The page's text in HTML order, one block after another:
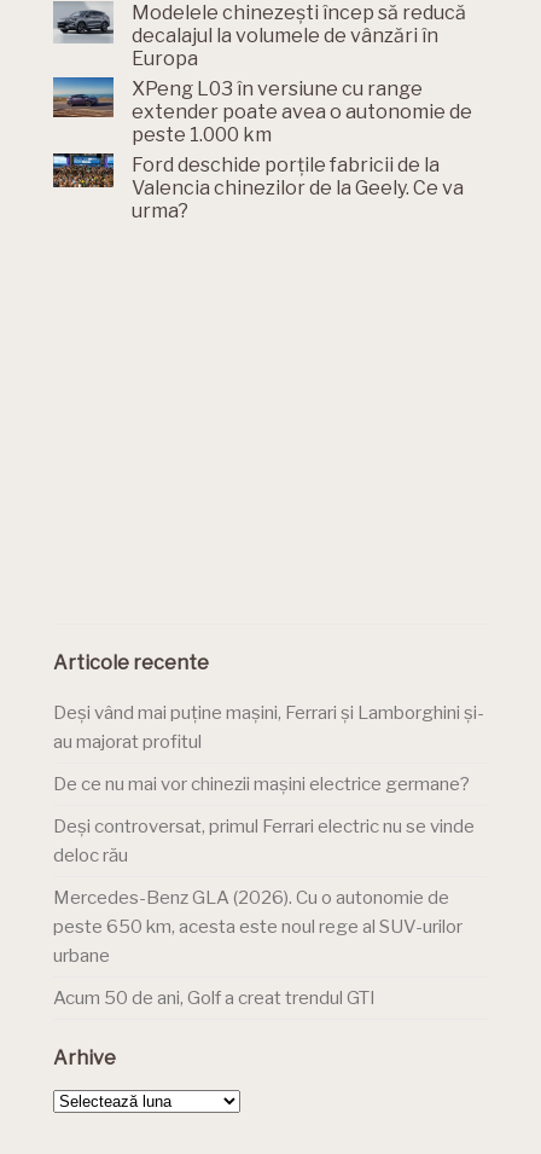
Modelele chinezești încep să reducă
decalajul la volumele de vânzări în
Europa
XPeng L03 în versiune cu range
extender poate avea o autonomie de
peste 1.000 km
Ford deschide porțile fabricii de la
Valencia chinezilor de la Geely. Ce va
urma?
Articole recente
Deși vând mai puține mașini, Ferrari și Lamborghini și-
au majorat profitul
De ce nu mai vor chinezii mașini electrice germane?
Deși controversat, primul Ferrari electric nu se vinde
deloc rău
Mercedes-Benz GLA (2026). Cu o autonomie de
peste 650 km, acesta este noul rege al SUV-urilor
urbane
Acum 50 de ani, Golf a creat trendul GTI
Arhive
Arhive